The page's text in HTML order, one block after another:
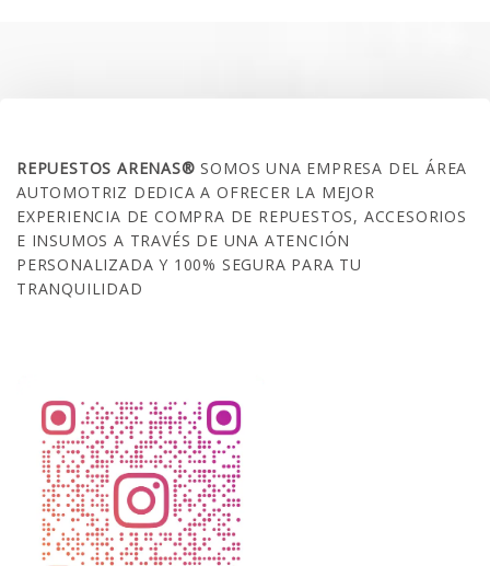
REPUESTOS ARENAS®SOMOS UNA EMPRESA DEL ÁREA
AUTOMOTRIZ DEDICA A OFRECER LA MEJOR
EXPERIENCIA DE COMPRA DE REPUESTOS, ACCESORIOS
E INSUMOS A TRAVÉS DE UNA ATENCIÓN
PERSONALIZADA Y 100% SEGURA PARA TU
TRANQUILIDAD